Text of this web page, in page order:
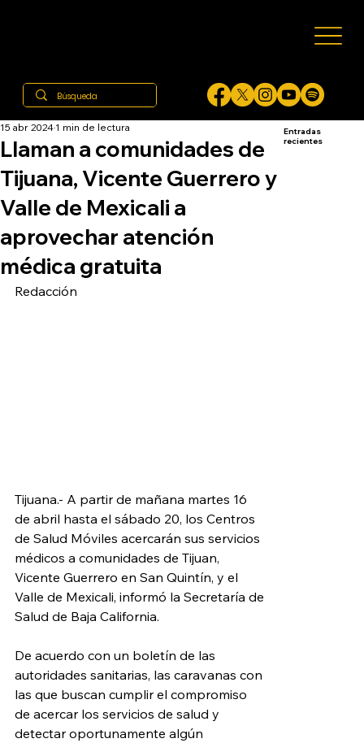
Llaman a comunidades de
Tijuana, Vicente Guerrero y
Valle de Mexicali a
aprovechar atención
médica gratuita
15 abr 2024 1 min de lectura
Redacción
Tijuana.- A partir de mañana martes 16
de abril hasta el sábado 20, los Centros
de Salud Móviles acercarán sus servicios
médicos a comunidades de Tijuan,
Vicente Guerrero en San Quintín, y el
Valle de Mexicali, informó la Secretaría de
Salud de Baja California.
De acuerdo con un boletín de las
autoridades sanitarias, las caravanas con
las que buscan cumplir el compromiso
de acercar los servicios de salud y
detectar oportunamente algún
Entradas
recientes